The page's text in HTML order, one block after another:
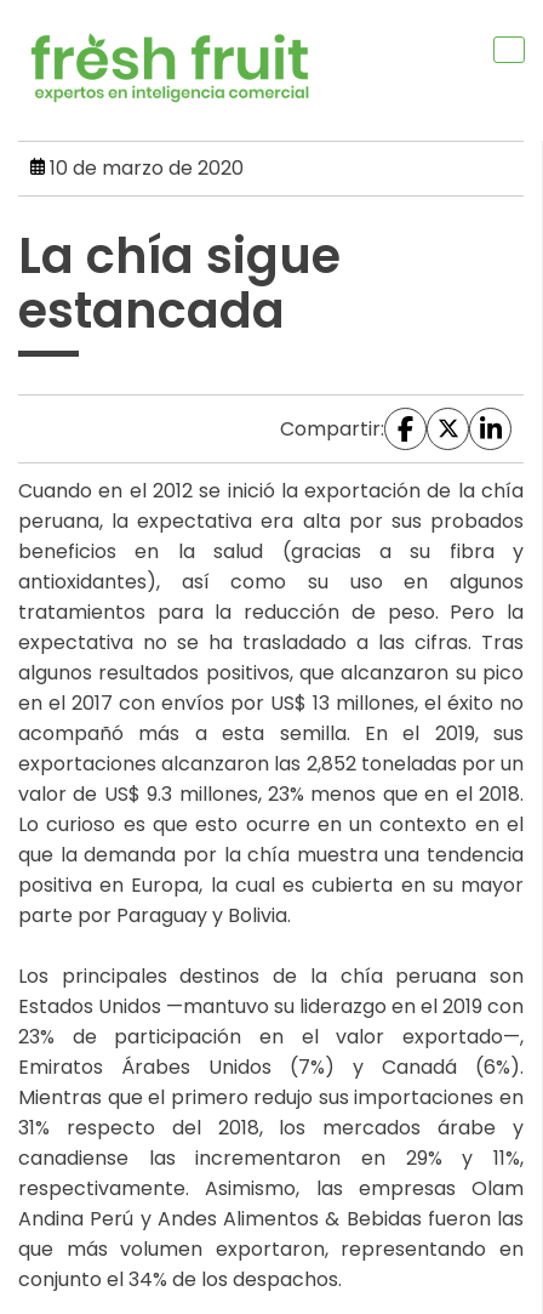
content
10 de marzo de 2020
La chía sigue
estancada
Compartir:
Cuando en el 2012 se inició la exportación de la chía
peruana, la expectativa era alta por sus probados
beneficios en la salud (gracias a su fibra y
antioxidantes), así como su uso en algunos
tratamientos para la reducción de peso. Pero la
expectativa no se ha trasladado a las cifras. Tras
algunos resultados positivos, que alcanzaron su pico
en el 2017 con envíos por US$ 13 millones, el éxito no
acompañó más a esta semilla. En el 2019, sus
exportaciones alcanzaron las 2,852 toneladas por un
valor de US$ 9.3 millones, 23% menos que en el 2018.
Lo curioso es que esto ocurre en un contexto en el
que la demanda por la chía muestra una tendencia
positiva en Europa, la cual es cubierta en su mayor
parte por Paraguay y Bolivia.
Los principales destinos de la chía peruana son
Estados Unidos —mantuvo su liderazgo en el 2019 con
23% de participación en el valor exportado—,
Emiratos Árabes Unidos (7%) y Canadá (6%).
Mientras que el primero redujo sus importaciones en
31% respecto del 2018, los mercados árabe y
canadiense las incrementaron en 29% y 11%,
respectivamente. Asimismo, las empresas Olam
Andina Perú y Andes Alimentos & Bebidas fueron las
que más volumen exportaron, representando en
conjunto el 34% de los despachos.